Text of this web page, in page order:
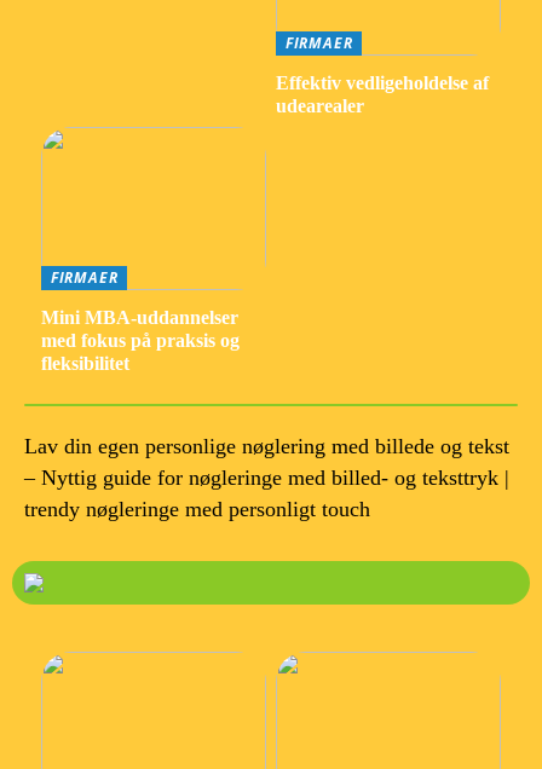
FIRMAER
Effektiv vedligeholdelse af
udearealer
FIRMAER
Mini MBA-uddannelser
med fokus på praksis og
fleksibilitet
Lav din egen personlige nøglering med billede og tekst
– Nyttig guide for nøgleringe med billed- og teksttryk |
trendy nøgleringe med personligt touch